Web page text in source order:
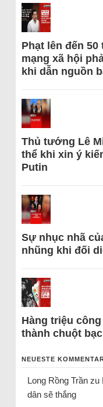
Phạt lên đến
mạng xã hội
khi dẫn nguồn
Thủ tướng Lê
thể khi xin ý
Putin
Sự nhục nhã
nhũng khi đối
Hàng triệu
thành chuột
NEUESTE
Long Rồng Trầnzu
dân sẽ thắng